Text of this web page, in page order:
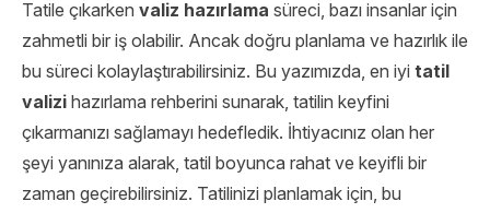
Tatile çıkarken valiz hazırlama süreci, bazı insanlar için
zahmetli bir iş olabilir. Ancak doğru planlama ve hazırlık ile
bu süreci kolaylaştırabilirsiniz. Bu yazımızda, en iyi tatil
valizi hazırlama rehberini sunarak, tatilin keyfini
çıkarmanızı sağlamayı hedefledik. İhtiyacınız olan her
şeyi yanınıza alarak, tatil boyunca rahat ve keyifli bir
zaman geçirebilirsiniz. Tatilinizi planlamak için, bu